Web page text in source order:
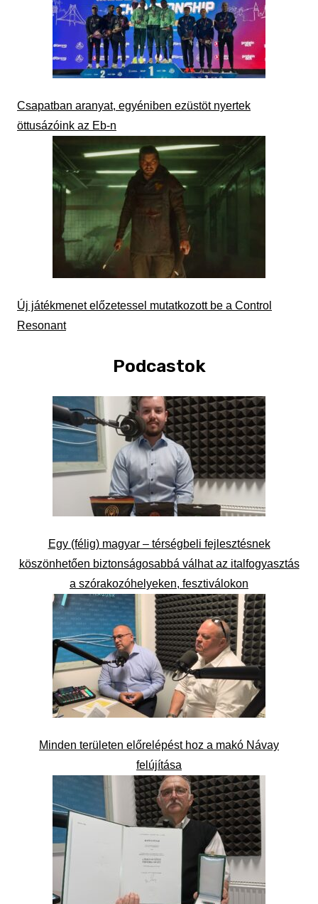
Csapatban aranyat, egyéniben ezüstöt nyertek
öttusázóink az Eb-n
Új játékmenet előzetessel mutatkozott be a Control
Resonant
Podcastok
Egy (félig) magyar – térségbeli fejlesztésnek
köszönhetően biztonságosabbá válhat az italfogyasztás
a szórakozóhelyeken, fesztiválokon
Minden területen előrelépést hoz a makó Návay
felújítása